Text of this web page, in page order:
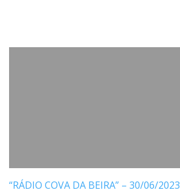
“RÁDIO COVA DA BEIRA” – 30/06/2023